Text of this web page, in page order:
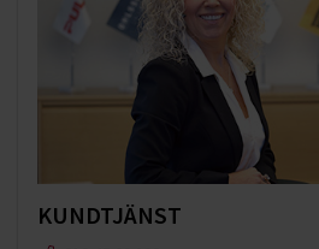
KUNDTJÄNST